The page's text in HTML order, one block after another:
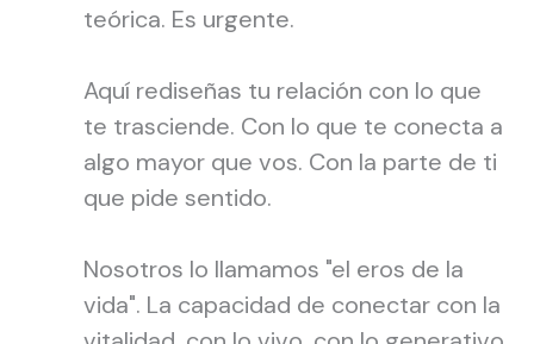
teórica. Es urgente.
Aquí rediseñas tu relación con lo que
te trasciende. Con lo que te conecta a
algo mayor que vos. Con la parte de ti
que pide sentido.
Nosotros lo llamamos "el eros de la
vida". La capacidad de conectar con la